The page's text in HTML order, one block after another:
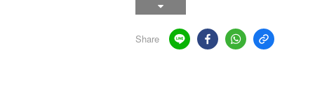
Share